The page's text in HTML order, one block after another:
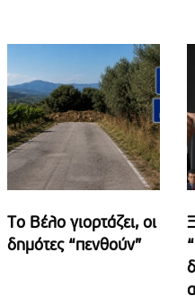
Το Βέλο γιορτάζει, οι
δημότες “πενθούν”